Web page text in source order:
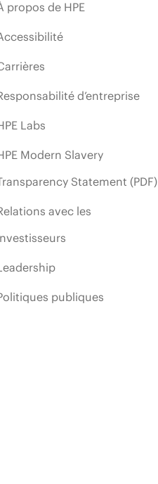
propos de HPE
d’entreprise
Labs
Modern Slavery
Statement (PDF)
avec les
publiques